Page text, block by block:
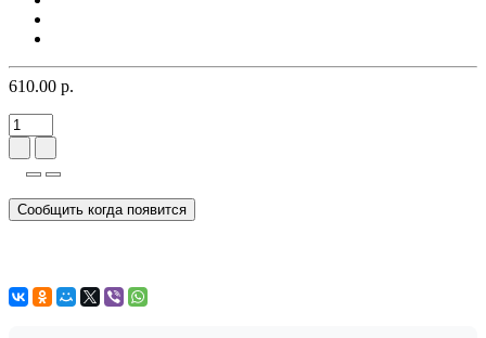
610.00 р.
Сообщить когда появится